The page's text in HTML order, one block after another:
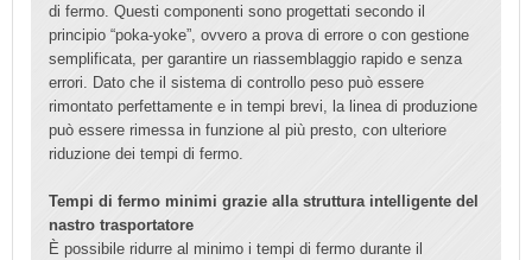
di fermo. Questi componenti sono progettati secondo il
principio “poka-yoke”, ovvero a prova di errore o con gestione
semplificata, per garantire un riassemblaggio rapido e senza
errori. Dato che il sistema di controllo peso può essere
rimontato perfettamente e in tempi brevi, la linea di produzione
può essere rimessa in funzione al più presto, con ulteriore
riduzione dei tempi di fermo.
Tempi di fermo minimi grazie alla struttura intelligente del
nastro trasportatore
È possibile ridurre al minimo i tempi di fermo durante il